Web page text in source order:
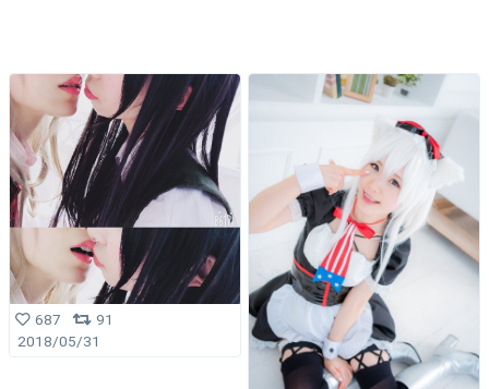
687
91
2018/05/31